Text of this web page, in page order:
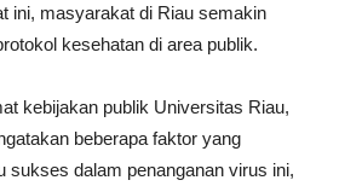
ini, masyarakat di Riau semakin
kesehatan di area publik.
kebijakan publik Universitas Riau,
beberapa faktor yang
sukses dalam penanganan virus ini,